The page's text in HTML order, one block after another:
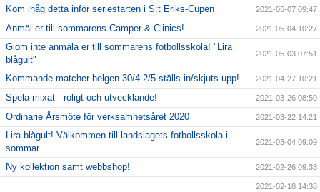
Kom ihåg detta inför seriestarten i S:t Eriks-Cupen 2021-05-07 09:47
Anmäl er till sommarens Camper & Clinics! 2021-05-04 10:27
Glöm inte anmäla er till sommarens fotbollsskola! "Lira
blågult"
2021-05-03 07:51
Kommande matcher helgen 30/4-2/5 ställs in/skjuts upp! 2021-04-27 10:21
Spela mixat - roligt och utvecklande! 2021-03-26 08:50
Ordinarie Årsmöte för verksamhetsåret 2020 2021-03-22 14:21
Lira blågult! Välkommen till landslagets fotbollsskola i
sommar
2021-03-04 09:09
Ny kollektion samt webbshop! 2021-02-26 09:33
2021-02-18 14:38